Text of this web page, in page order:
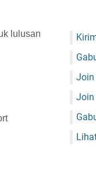
lulusan
Join
Join